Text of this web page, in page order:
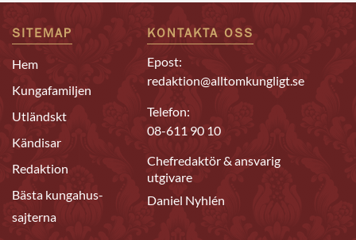
SITEMAP
Hem
Kungafamiljen
Utländskt
Kändisar
Redaktion
Bästa kungahus-
sajterna
KONTAKTA OSS
Epost:
redaktion@alltomkungligt.se
Telefon:
08-611 90 10
Chefredaktör & ansvarig
utgivare
Daniel Nyhlén